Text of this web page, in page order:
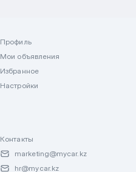
Профиль
Мои объявления
Избранное
Настройки
Контакты
marketing@mycar.kz
hr@mycar.kz